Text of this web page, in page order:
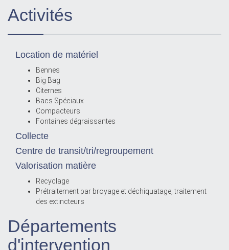
Activités
Location de matériel
Bennes
Big Bag
Citernes
Bacs Spéciaux
Compacteurs
Fontaines dégraissantes
Collecte
Centre de transit/tri/regroupement
Valorisation matière
Recyclage
Prétraitement par broyage et déchiquatage, traitement
des extincteurs
Départements
d'intervention